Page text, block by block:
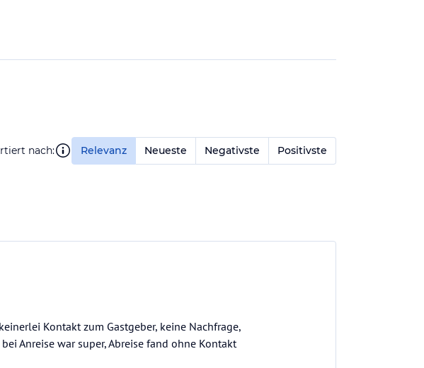
nach: Relevanz Neueste Negativste Positivste
Kontakt zum Gastgeber, keine Nachfrage,
Anreise war super, Abreise fand ohne Kontakt